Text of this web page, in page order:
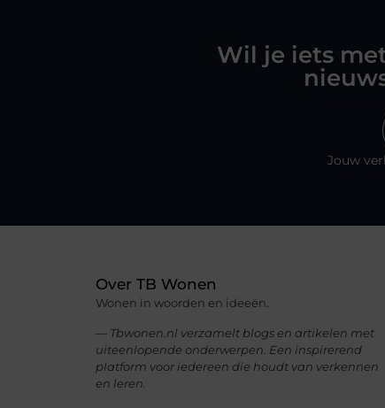
Wil je iets
Jouw
Over TB Wonen
Wonen in woorden en ideeën.
— Tbwonen.nl verzamelt blogs en artikelen met
uiteenlopende onderwerpen. Een inspirerend
platform voor iedereen die houdt van verkennen
en leren.